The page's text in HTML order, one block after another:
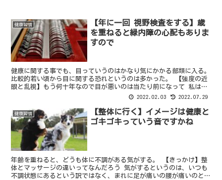
健康習慣
【年に一回 視野検査をする】歳
を重ねると緑内障の心配もありま
すので
健康に関する事でも、目っていうのはかなり気にかかる部類に入る。
比較的若い頃から目に関する恐れというのは多かった。 【強度の近
眼と乱視】もう何十年なので目が悪いのは当たり前になって 私は強
度の近眼である。 それどころか酷い乱視も入っている。...
2022.02.03 2022.07.29
健康習慣
【整体に行く】イメージは健康と
ゴキゴキっていう音ですかね
年齢を重ねると、どうも体に不調がある気がする。 【きっかけ】整
体とマッサージの違いってなんだろう 気がするというのは、いつも
不調状態にあるという訳ではなく、まれに足が痛いの腰が痛いのとな